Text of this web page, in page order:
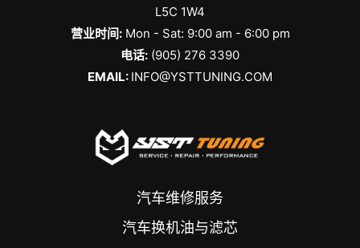
L5C 1W4
营业时间:Mon - Sat: 9:00 am - 6:00 pm
电话: (905) 276 3390
EMAIL: INFO@YSTTUNING.COM
汽车维修服务
汽车换机油与滤芯